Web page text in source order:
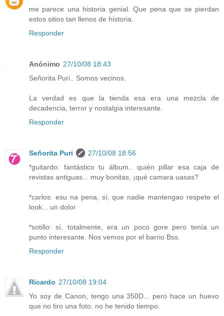
me parece una historia genial. Que pena que se pierdan
estos sitios tan llenos de historia.
Responder
Anónimo 27/10/08 18:43
Señorita Puri.. Somos vecinos.
La verdad es que la tienda esa era una mezcla de
decadencia, terror y nostalgia interesante.
Responder
Señorita Puri
27/10/08 18:56
*guitardo: fantástico tu álbum.. quién pillar esa caja de
revistas antiguas... muy bonitas, ¡qué camara uasas?
*carlos: esu na pena, sí, que nadie mantengao respete el
look... un dolor
*sotillo: sí, totalmente, era un poco gore pero tenía un
punto interesante. Nos vemos por el barrio Bss.
Responder
Ricardo 27/10/08 19:04
Yo soy de Canon, tengo una 350D... pero hace un huevo
que no tiro una foto, no he tenido tiempo.